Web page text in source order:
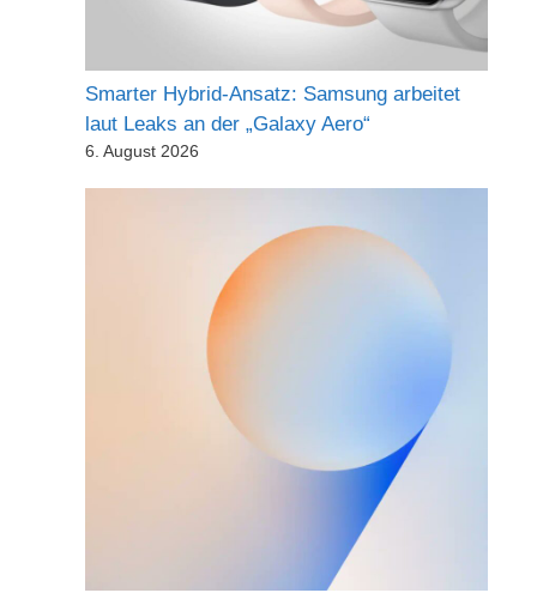
Smarter Hybrid-Ansatz: Samsung arbeitet
laut Leaks an der „Galaxy Aero“
6. August 2026